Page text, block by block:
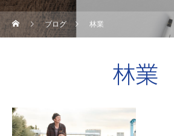
ブログ 林業
林業